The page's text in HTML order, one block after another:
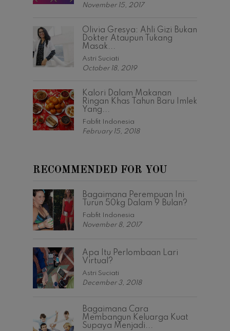
November 15, 2017
Olivia Gresya: Ahli Gizi Bukan
Dokter Ataupun Tukang
Masak...
Astri Suciati
October 18, 2019
Kalori Dalam Makanan
Ringan Khas Tahun Baru Imlek
Yang...
Fabfit Indonesia
February 15, 2018
RECOMMENDED FOR YOU
Bagaimana Perempuan Ini
Turun 50kg Dalam 9 Bulan?
Fabfit Indonesia
November 8, 2017
Apa Itu Perlombaan Lari
Virtual?
Astri Suciati
December 3, 2018
Bagaimana Cara
Membangun Keluarga Kuat
Supaya Menjadi...